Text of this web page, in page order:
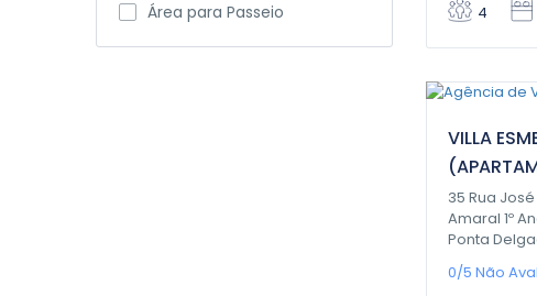
Área para Passeio
4
VILLA
35 Rua
Amaral 1º
Ponta
0/5 Não